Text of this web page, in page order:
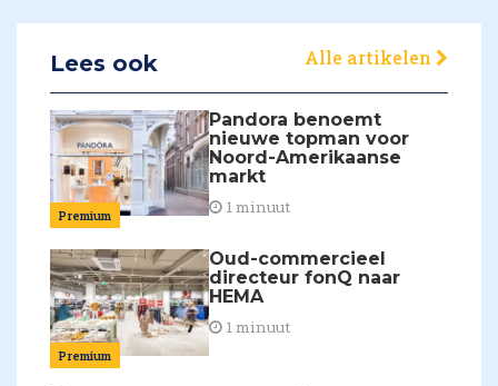
Lees ook Alle artikelen
Premium
Pandora benoemt
nieuwe topman voor
Noord-Amerikaanse
markt
1 minuut
Premium
Oud-commercieel
directeur fonQ naar
HEMA
1 minuut